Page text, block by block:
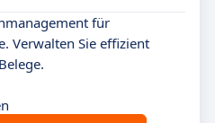
für
Verwalten Sie effizient